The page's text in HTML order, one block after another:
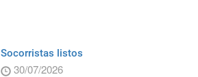
Socorristas listos
30/07/2026